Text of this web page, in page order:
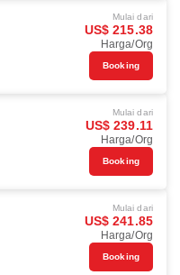
Mulai dari
US$ 215.38
Harga/Org
Booking
Mulai dari
US$ 239.11
Harga/Org
Booking
Mulai dari
US$ 241.85
Harga/Org
Booking